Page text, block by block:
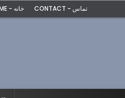
HOME - خانه CONTACT - تماس